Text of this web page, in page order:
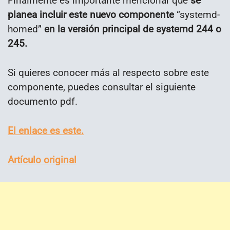
planea incluir este nuevo componente“systemd-
homed” en la versión principal de systemd 244 o
245.
Si quieres conocer más al respecto sobre este
componente, puedes consultar el siguiente
documento pdf.
El enlace es este.
Artículo original